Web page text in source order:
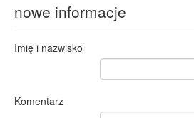
nowe informacje
Imię i nazwisko
Komentarz